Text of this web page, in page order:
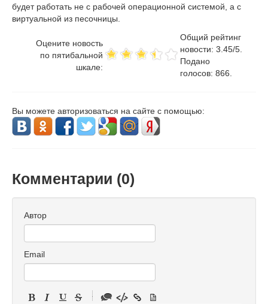
будет работать не с рабочей операционной системой, а с
виртуальной из песочницы.
Оцените новость
по пятибальной
шкале:
Общий рейтинг
новости: 3.45/5.
Подано
голосов: 866
Вы можете авторизоваться на сайте с помощью:
Комментарии (0)
Автор
Email
-